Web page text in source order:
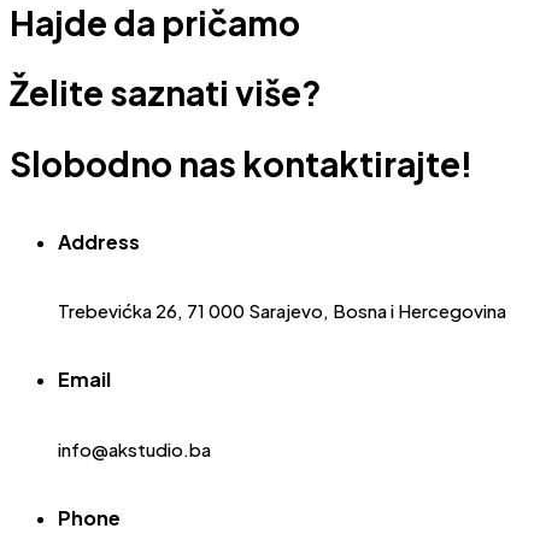
Hajde da pričamo
Želite saznati više?
Slobodno nas kontaktirajte!
Address
Trebevićka 26, 71 000 Sarajevo, Bosna i Hercegovina
Email
info@akstudio.ba
Phone